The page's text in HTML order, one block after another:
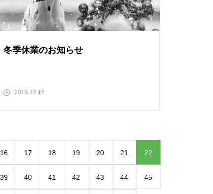
冬季休業のお知らせ
2018.12.16
16 17 18 19 20 21 22
39 40 41 42 43 44 45